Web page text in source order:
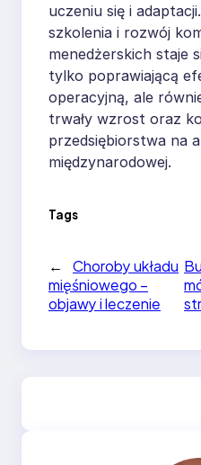
uczeniu się i
szkolenia i rozwój
menedżerskich staje
tylko poprawiającą
operacyjną, ale
trwały wzrost oraz
przedsiębiorstwa na
międzynarodowej.
Tags
←
Choroby układu
mięśniowego –
objawy i leczenie